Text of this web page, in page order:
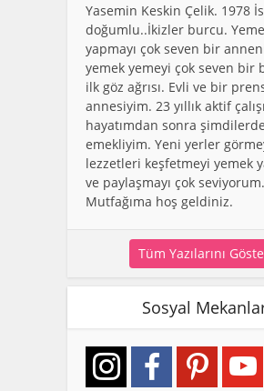
Yasemin Keskin Çelik. 1978
doğumlu..İkizler burcu.
yapmayı çok seven bir
yemek yemeyi çok seven bir
ilk göz ağrısı. Evli ve bir
annesiyim. 23 yıllık aktif
hayatımdan sonra
emekliyim. Yeni yerler
lezzetleri keşfetmeyi yemek
ve paylaşmayı çok seviyorum.
Mutfağıma hoş geldiniz.
Tüm Yazılarını
Sosyal